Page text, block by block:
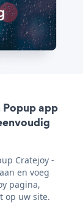
app
Cratejoy -
en voeg
pagina,
op uw site.